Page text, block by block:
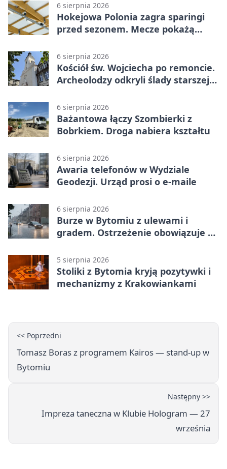
6 sierpnia 2026
Hokejowa Polonia zagra sparingi
przed sezonem. Mecze pokażą
6 sierpnia 2026
Kościół św. Wojciecha po remoncie.
Archeolodzy odkryli ślady starszej
6 sierpnia 2026
Bażantowa łączy Szombierki z
Bobrkiem. Droga nabiera kształtu
6 sierpnia 2026
Awaria telefonów w Wydziale
Geodezji. Urząd prosi o e-maile
6 sierpnia 2026
Burze w Bytomiu z ulewami i
gradem. Ostrzeżenie obowiązuje do
5 sierpnia 2026
Stoliki z Bytomia kryją pozytywki i
mechanizmy z Krakowiankami
<< Poprzedni
Tomasz Boras z programem Kairos — stand-up w
Bytomiu
Następny >>
Impreza taneczna w Klubie Hologram — 27
września